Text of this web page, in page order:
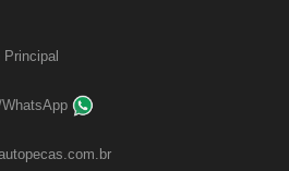
Principal